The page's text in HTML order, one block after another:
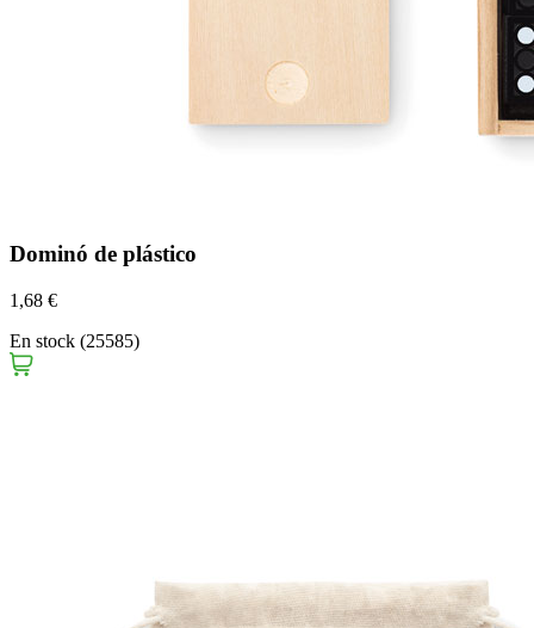
Dominó de plástico
1,68 €
En stock (25585)